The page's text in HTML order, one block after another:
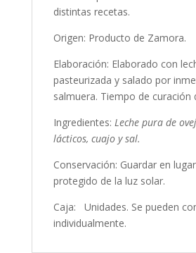
distintas recetas.
Origen: Producto de Zamora.
Elaboración: Elaborado con
pasteurizada y salado por
salmuera. Tiempo de curación
Ingredientes: Leche pura de
lácticos, cuajo y sal.
Conservación: Guardar en
protegido de la luz solar.
Caja: Unidades. Se pueden
individualmente.